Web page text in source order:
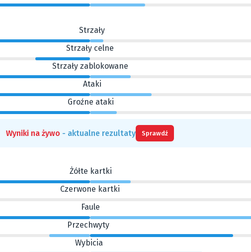
Strzały
Strzały celne
Strzały zablokowane
Ataki
Groźne ataki
Wyniki na żywo - aktualne rezultaty Sprawdź
Żółte kartki
Czerwone kartki
Faule
Przechwyty
Wybicia